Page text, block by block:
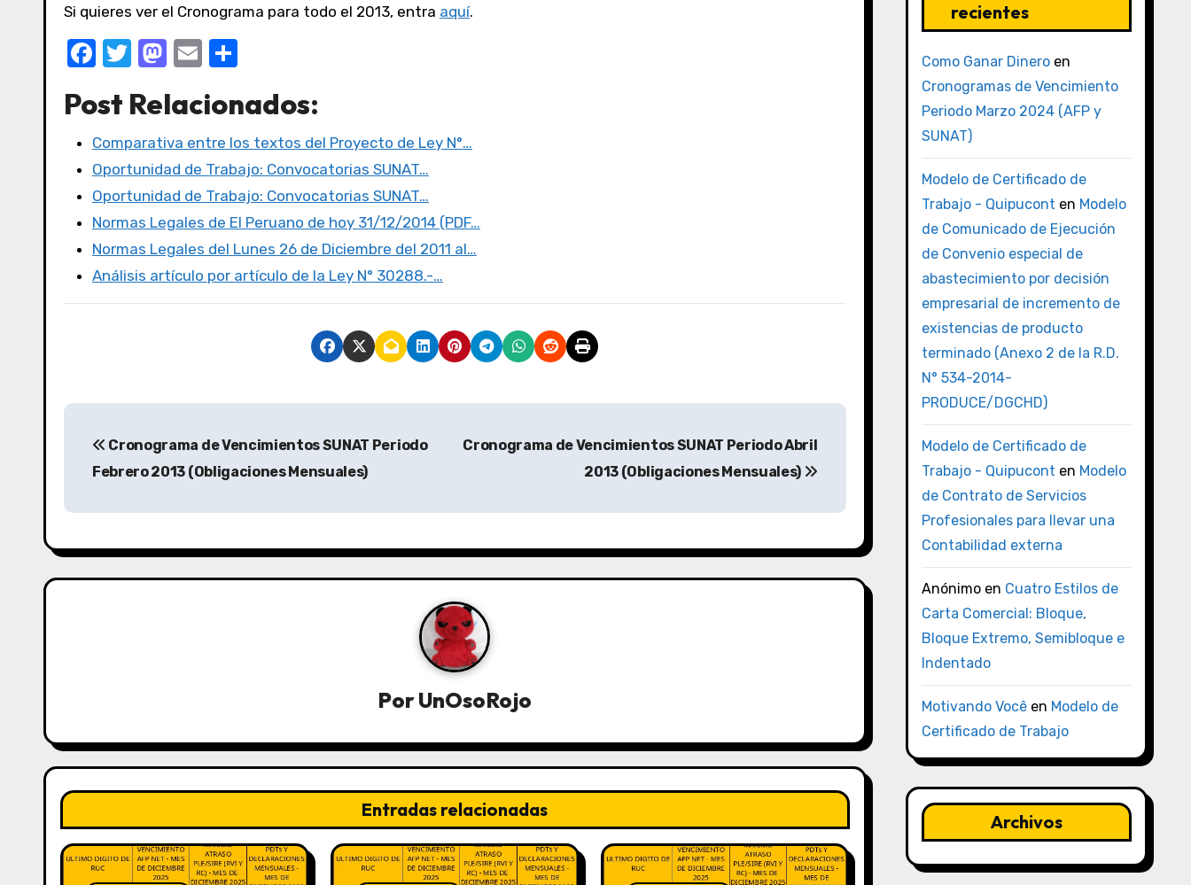
Si quieres ver el Cronograma para todo el 2013, entra aquí.
F
c
e
b
o
o
k
T
it
te
r
M
st
o
d
o
n
E
ail m
p
ar
tir
Post Relacionados:
Comparativa entre los textos del Proyecto de Ley N°…
Oportunidad de Trabajo: Convocatorias SUNAT…
Oportunidad de Trabajo: Convocatorias SUNAT…
Normas Legales de El Peruano de hoy 31/12/2014 (PDF…
Normas Legales del Lunes 26 de Diciembre del 2011 al…
Análisis artículo por artículo de la Ley N° 30288.-…
Cronograma de Vencimientos SUNAT Periodo
Febrero 2013 (Obligaciones Mensuales)
Cronograma de Vencimientos SUNAT Periodo Abril
2013 (Obligaciones Mensuales)
PorUnOsoRojo
Entradas relacionadas
recientes
Como Ganar Dineroen
Cronogramas de Vencimiento
Periodo Marzo 2024 (AFP y
SUNAT)
Modelo de Certificado de
Trabajo - Quipucont en Modelo
de Comunicado de Ejecución
de Convenio especial de
abastecimiento por decisión
empresarial de incremento de
existencias de producto
terminado (Anexo 2 de la R.D.
N° 534-2014-
PRODUCE/DGCHD)
Modelo de Certificado de
Trabajo - Quipucont en Modelo
de Contrato de Servicios
Profesionales para llevar una
Contabilidad externa
Anónimoen Cuatro Estilos de
Carta Comercial: Bloque,
Bloque Extremo, Semibloque e
Indentado
Motivando Vocêen Modelo de
Certificado de Trabajo
Archivos